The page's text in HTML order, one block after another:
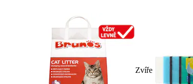
Zvíře